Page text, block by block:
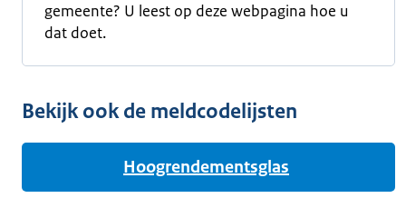
gemeente? U leest op deze webpagina hoe u
dat doet.
Bekijk ook de meldcodelijsten
Hoogrendementsglas